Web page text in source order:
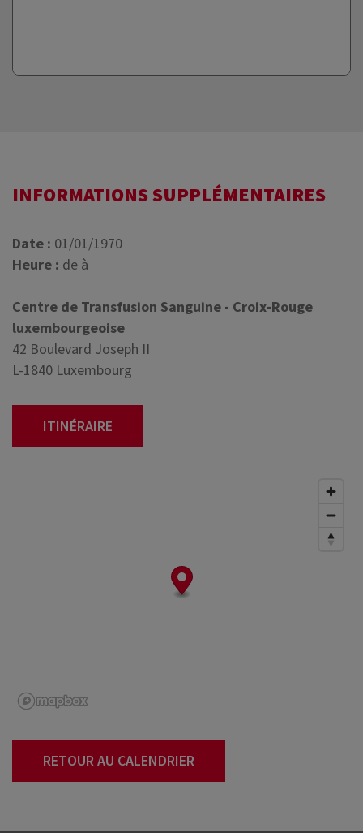
INFORMATIONS SUPPLÉMENTAIRES
Date : 01/01/1970
Heure : de à
Centre de Transfusion Sanguine - Croix-Rouge
luxembourgeoise
42 Boulevard Joseph II
L-1840 Luxembourg
ITINÉRAIRE
RETOUR AU CALENDRIER